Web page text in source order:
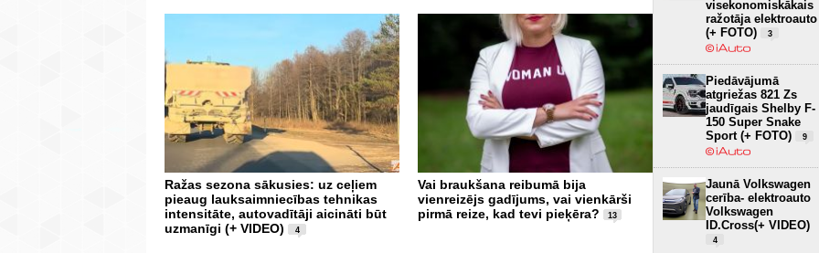
Ražas sezona sākusies: uz ceļiem
pieaug lauksaimniecības tehnikas
intensitāte, autovadītāji aicināti būt
uzmanīgi (+ VIDEO)
4
Vai braukšana reibumā bija
vienreizējs gadījums, vai vienkārši
pirmā reize, kad tevi pieķēra?
13
VIDEO EKSPERIMENTS:
kravas auto ar
“dūša papēžos”; teju visi
apdzīšanas manevru veic
bīstami (+ VIDEO)
visekonomiskākais
ražotāja elektroauto
(+ FOTO)
3
Piedāvājumā
atgriežas 821 Zs
jaudīgais Shelby F-
150 Super Snake
Sport (+ FOTO)
9
Jaunā Volkswagen
cerība- elektroauto
Volkswagen
ID.Cross(+ VIDEO)
4